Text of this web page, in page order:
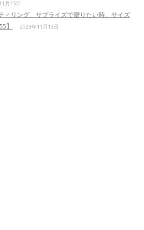
月15日
リング サプライズで贈りたい時、サイズ
】
2023年11月13日